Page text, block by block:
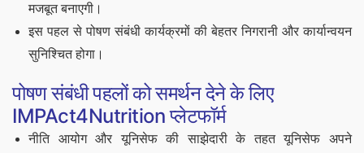
मजबूत बनाएगी।
इस पहल से पोषण संबंधी कार्यक्रमों की बेहतर निगरानी और कार्यान्वयन
सुनिश्चित होगा।
पोषण संबंधी पहलों को समर्थन देने के लिए
IMPAct4Nutrition प्लेटफॉर्म
नीति आयोग और यूनिसेफ की साझेदारी के तहत यूनिसेफ अपने